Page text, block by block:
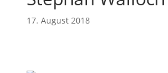
17. August 2018